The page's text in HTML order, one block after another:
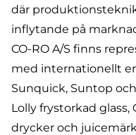
där
inflytande på
CO-RO A/S finns
med internationellt
Sunquick, Suntop
Lolly frystorkad
drycker och